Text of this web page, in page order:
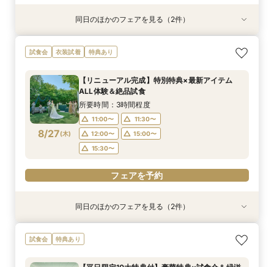
衣装試着 特典あり
8/26(水)
【少人数プラン相談会】専用の貸切別邸OPEN&
贅沢無料試食
11:00〜
11:30〜
12:00〜
15:00〜
15:30〜
フェアを予約
特典あり
8/26(水)
マイナビ限定★当館人気NO,1◆豪華国産「しあ
わせ絆牛」絶品試食付◆
11:00〜
11:30〜
12:00〜
15:00〜
15:30〜
フェアを予約
同日のほかのフェアを見る（2件）
試食会 衣装試着 特典あり
8/27(木)
【リニューアル完成】特別特典×最新アイテム
ALL体験＆絶品試食
所要時間：3時間程度
11:00〜
11:30〜
12:00〜
15:00〜
15:30〜
フェアを予約
衣装試着 特典あり
【少人数プラン相談会】専用の貸切別邸OPEN&
贅沢無料試食
特典あり
マイナビ限定★当館人気NO,1◆豪華国産「しあ
わせ絆牛」絶品試食付◆
同日のほかのフェアを見る（2件）
試食会 特典あり